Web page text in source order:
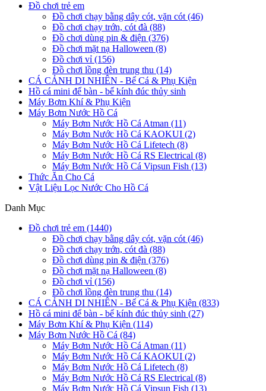
Đồ chơi trẻ em
Đồ chơi chạy bằng dây cót, vặn cót (46)
Đồ chơi chạy trớn, cót đà (88)
Đồ chơi dùng pin & điện (376)
Đồ chơi mặt nạ Halloween (8)
Đồ chơi vỉ (156)
Đồ chơi lồng đèn trung thu (14)
CÁ CẢNH DI NHIÊN - Bể Cá & Phụ Kiện
Hồ cá mini để bàn - bể kính đúc thủy sinh
Máy Bơm Khí & Phụ Kiện
Máy Bơm Nước Hồ Cá
Máy Bơm Nước Hồ Cá Atman (11)
Máy Bơm Nước Hồ Cá KAOKUI (2)
Máy Bơm Nước Hồ Cá Lifetech (8)
Máy Bơm Nước Hồ Cá RS Electrical (8)
Máy Bơm Nước Hồ Cá Vipsun Fish (13)
Thức Ăn Cho Cá
Vật Liệu Lọc Nước Cho Hồ Cá
Danh Mục
Đồ chơi trẻ em (1440)
Đồ chơi chạy bằng dây cót, vặn cót (46)
Đồ chơi chạy trớn, cót đà (88)
Đồ chơi dùng pin & điện (376)
Đồ chơi mặt nạ Halloween (8)
Đồ chơi vỉ (156)
Đồ chơi lồng đèn trung thu (14)
CÁ CẢNH DI NHIÊN - Bể Cá & Phụ Kiện (833)
Hồ cá mini để bàn - bể kính đúc thủy sinh (27)
Máy Bơm Khí & Phụ Kiện (114)
Máy Bơm Nước Hồ Cá (84)
Máy Bơm Nước Hồ Cá Atman (11)
Máy Bơm Nước Hồ Cá KAOKUI (2)
Máy Bơm Nước Hồ Cá Lifetech (8)
Máy Bơm Nước Hồ Cá RS Electrical (8)
Máy Bơm Nước Hồ Cá Vipsun Fish (13)